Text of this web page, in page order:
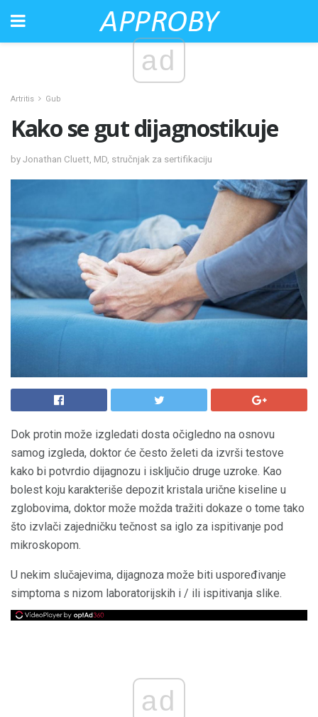
ad
Artritis Gub
Kako se gut dijagnostikuje
by Jonathan Cluett, MD, stručnjak za sertifikaciju
Dok protin može izgledati dosta očigledno na osnovu
samog izgleda, doktor će često želeti da izvrši testove
kako bi potvrdio dijagnozu i isključio druge uzroke. Kao
bolest koju karakteriše depozit kristala urične kiseline u
zglobovima, doktor može možda tražiti dokaze o tome tako
što izvlači zajedničku tečnost sa iglo za ispitivanje pod
mikroskopom.
U nekim slučajevima, dijagnoza može biti uspoređivanje
simptoma s nizom laboratorijskih i / ili ispitivanja slike.
ad